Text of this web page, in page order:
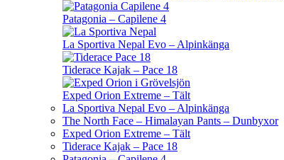
Patagonia – Capilene 4
La Sportiva Nepal Evo – Alpinkänga
Tiderace Kajak – Pace 18
Exped Orion Extreme – Tält
La Sportiva Nepal Evo – Alpinkänga
The North Face – Himalayan Pants – Dunbyxor
Exped Orion Extreme – Tält
Tiderace Kajak – Pace 18